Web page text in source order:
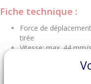
Fiche technique :
Force de
tirée
Vitesse: max. 44 mm/